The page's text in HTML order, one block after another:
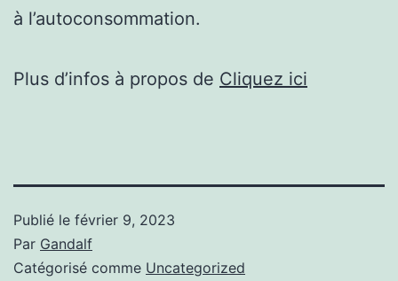
à l’autoconsommation.
Plus d’infos à propos de Cliquez ici
Publié le février 9, 2023
Par Gandalf
Catégorisé comme Uncategorized